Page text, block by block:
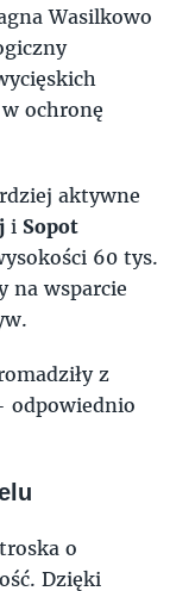
Wasilkowo
ochronę
aktywne
i Sopot
60 tys.
na wsparcie
z
odpowiednio
o
Dzięki